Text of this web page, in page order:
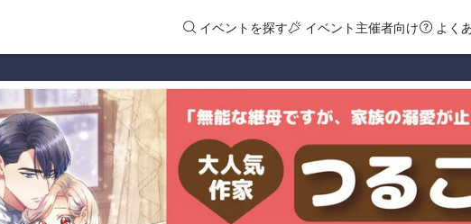
イベントを探す イベント主催者向け よく